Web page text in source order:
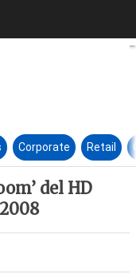
que el
Corporate Retail
del HD